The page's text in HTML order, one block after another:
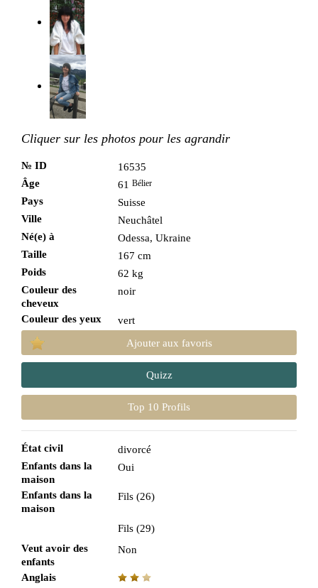
Cliquer sur les photos pour les agrandir
№ ID
16535
Âge
61 Bélier
Pays
Suisse
Ville
Neuchâtel
Né(e) à
Odessa, Ukraine
Taille
167 cm
Poids
62 kg
Couleur des
cheveux
noir
Couleur des yeux
vert
Ajouter aux favoris
Quizz
Top 10 Profils
État civil
divorcé
Enfants dans la
maison
Oui
Enfants dans la
maison
Fils (26)
Fils (29)
Veut avoir des
enfants
Non
Anglais